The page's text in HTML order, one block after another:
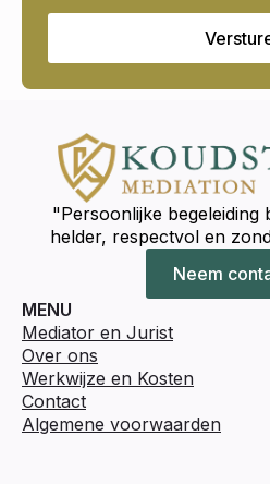
"Persoonlijke begeleiding
helder, respectvol en
Neem
MENU
Mediator en Jurist
Over ons
Werkwijze en Kosten
Contact
Algemene voorwaarden